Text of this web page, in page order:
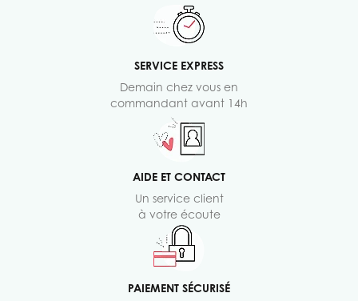
SERVICE EXPRESS
Demain chez vous en
commandant avant 14h
AIDE ET CONTACT
Un service client
à votre écoute
PAIEMENT SÉCURISÉ